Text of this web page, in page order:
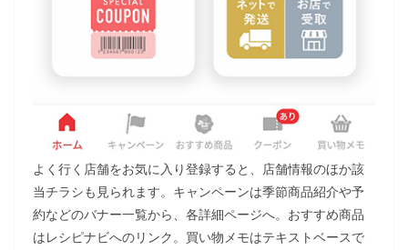
よく行く店舗をお気に入り登録すると、店舗情報のほか該
当チラシも見られます。キャンペーンは季節商品紹介や予
約などのバナー一覧から、各詳細ページへ。おすすめ商品
はレシピナビへのリンク。買い物メモはテキストベースで